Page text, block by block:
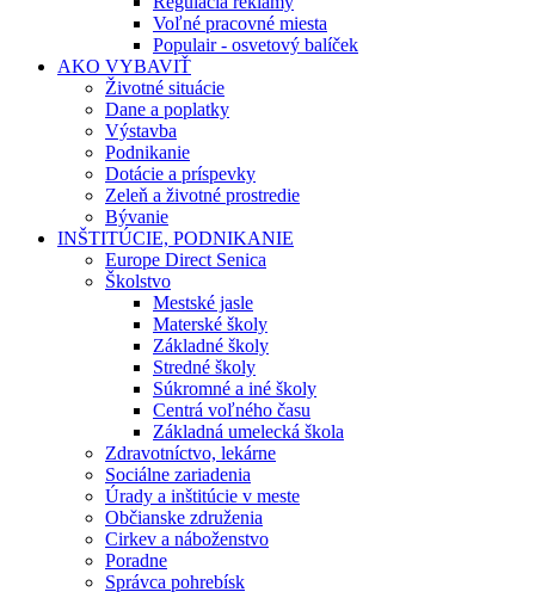
Voľné pracovné miesta
Populair - osvetový balíček
AKO VYBAVIŤ
Životné situácie
Dane a poplatky
Výstavba
Podnikanie
Dotácie a príspevky
Zeleň a životné prostredie
Bývanie
INŠTITÚCIE, PODNIKANIE
Europe Direct Senica
Školstvo
Mestské jasle
Materské školy
Základné školy
Stredné školy
Súkromné a iné školy
Centrá voľného času
Základná umelecká škola
Zdravotníctvo, lekárne
Sociálne zariadenia
Úrady a inštitúcie v meste
Občianske združenia
Cirkev a náboženstvo
Poradne
Správca pohrebísk